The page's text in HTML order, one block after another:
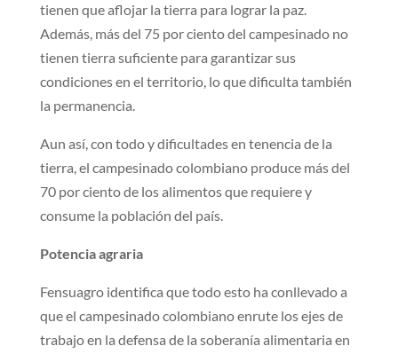
tienen que aflojar la tierra para lograr la paz.
Además, más del 75 por ciento del campesinado no
tienen tierra suficiente para garantizar sus
condiciones en el territorio, lo que dificulta también
la permanencia.
Aun así, con todo y dificultades en tenencia de la
tierra, el campesinado colombiano produce más del
70 por ciento de los alimentos que requiere y
consume la población del país.
Potencia agraria
Fensuagro identifica que todo esto ha conllevado a
que el campesinado colombiano enrute los ejes de
trabajo en la defensa de la soberanía alimentaria en